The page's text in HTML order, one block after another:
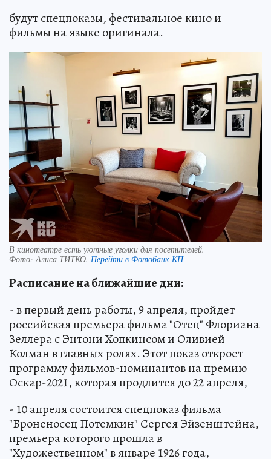
будут спецпоказы, фестивальное кино и
фильмы на языке оригинала.
В кинотеатре есть уютные уголки для посетителей.
Фото:Алиса ТИТКО. Перейти в Фотобанк КП
Расписание на ближайшие дни:
- в первый день работы, 9 апреля, пройдет
российская премьера фильма "Отец" Флориана
Зеллера с Энтони Хопкинсом и Оливией
Колман в главных ролях. Этот показ откроет
программу фильмов-номинантов на премию
Оскар-2021, которая продлится до 22 апреля,
- 10 апреля состоится спецпоказ фильма
"Броненосец Потемкин" Сергея Эйзенштейна,
премьера которого прошла в
"Художественном" в январе 1926 года,